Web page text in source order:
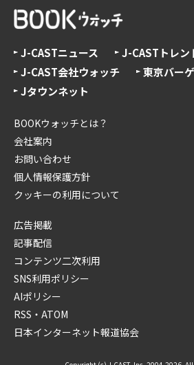
J-CASTニュース
J-CASTトレン
J-CAST会社ウォッチ
東京バー
Jタウンネット
BOOKウォッチとは？
会社案内
お問い合わせ
個人情報保護方針
クッキーの利用について
広告掲載
記事配信
コンテンツ二次利用
SNS利用ポリシー
AIポリシー
RSS・ATOM
日本インターネット報道協会